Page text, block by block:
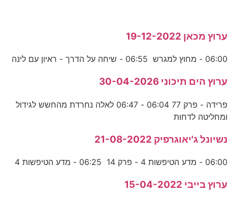
ערוץ מכאן 19-12-2022
06:00 - מחוץ למגרש 06:55 - שיחה על הדרך - ראיון עם לינה
ערוץ הים תיכוני 30-04-2026
פרידה - פרק 77 06:04 - 06:47 לאלה נחרדת מהחשש לגידול
ומחליטה לדחות
נשיונל ג'יאוגרפיק 21-08-2022
06:00 - מדע הטיפשות 4 - פרק 14 06:25 - מדע הטיפשות 4
ערוץ בייבי 15-04-2022